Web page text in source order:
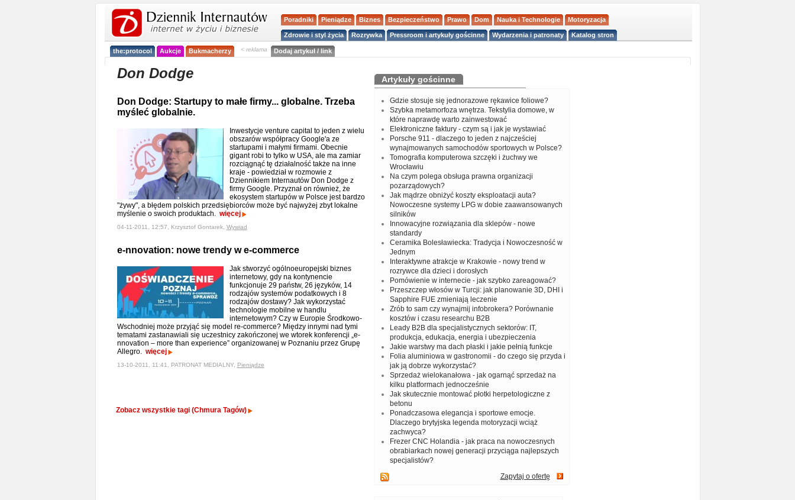
Poradniki Pieniądze Biznes Bezpieczeństwo Prawo Dom Nauka i Technologie Motoryzacja
Zdrowie i styl życia Rozrywka Pressroom i artykuły gościnne Wydarzenia i patronaty Katalog stron
the:protocol Aukcje Bukmacherzy < reklama Dodaj artykuł / link
Don Dodge
Don Dodge: Startupy to małe firmy... globalne. Trzeba
myśleć globalnie.
Inwestycje venture capital to jeden z wielu
obszarów współpracy Google'a ze
startupami i małymi firmami. Obecnie
gigant robi to tylko w USA, ale ma zamiar
rozciągnąć tę działalność także na inne
kraje - powiedział w rozmowie z
Dziennikiem Internautów Don Dodge z
firmy Google. Przyznał on również, że
ekosystem startupów w Polsce jest bardzo
"żywy", a błędem polskich przedsiębiorców może być najwyżej zbyt lokalne
myślenie o swoich produktach. więcej
04-11-2011, 12:57, Krzysztof Gontarek, Wywiad
e-nnovation: nowe trendy w e-commerce
Jak stworzyć ogólnoeuropejski biznes
internetowy, gdy na kontynencie
funkcjonuje 29 państw, 26 języków, 14
rodzajów systemów podatkowych i 8
rodzajów dostawy? Jak wykorzystać
technologie mobilne w handlu
internetowym? Czy w Europie Środkowo-
Wschodniej może przyjąć się model re-commerce? Między innymi nad tymi
tematami zastanawiali się uczestnicy zakończonej we wtorek konferencji „e-
nnovation – more than experience” organizowanej w Poznaniu przez Grupę
Allegro. więcej
13-10-2011, 11:41, PATRONAT MEDIALNY, Pieniądze
Zobacz wszystkie tagi (Chmura Tagów)
Artykuły gościnne
Gdzie stosuje się jednorazowe rękawice foliowe?
Szybka metamorfoza wnętrza. Tekstylia domowe, w
które naprawdę warto zainwestować
Elektroniczne faktury - czym są i jak je wystawiać
Porsche 911 - dlaczego to jeden z najcześciej
wynajmowanych samochodów sportowych w Polsce?
Tomografia komputerowa szczęki i żuchwy we
Wrocławiu
Na czym polega obsługa prawna organizacji
pozarządowych?
Jak mądrze obniżyć koszty eksploatacji auta?
Nowoczesne systemy LPG w dobie zaawansowanych
silników
Innowacyjne rozwiązania dla sklepów - nowe
standardy
Ceramika Bolesławiecka: Tradycja i Nowoczesność w
Jednym
Interaktywne atrakcje w Krakowie - nowy trend w
rozrywce dla dzieci i dorosłych
Pomówienie w internecie - jak szybko zareagować?
Przeszczep włosów w Turcji: jak planowanie 3D, DHI i
Sapphire FUE zmieniają leczenie
Zrób to sam czy wynajmij infobrokera? Porównanie
kosztów i czasu researchu B2B
Leady B2B dla specjalistycznych sektorów: IT,
produkcja, edukacja, energia i ubezpieczenia
Jakie warstwy ma dach płaski i jakie pełnią funkcje
Folia aluminiowa w gastronomii - do czego się przyda i
jak ją dobrze wykorzystać?
Sprzedaż wielokanałowa - jak ogarnąć sprzedaż na
kilku platformach jednocześnie
Jak skutecznie montować płotki herpetologiczne z
betonu
Ponadczasowa elegancja i sportowe emocje.
Dlaczego brytyjska legenda motoryzacji wciąż
zachwyca?
Frezer CNC Holandia - jak praca na nowoczesnych
obrabiarkach nowej generacji przyciąga najlepszych
specjalistów?
Zapytaj o ofertę